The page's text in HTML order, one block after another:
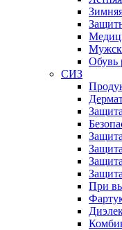
Обувь
СИЗ
При